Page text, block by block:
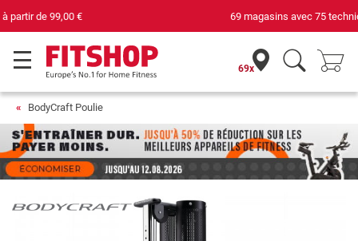
69 magasins avec 75 techniciens
69x
BodyCraft Poulie